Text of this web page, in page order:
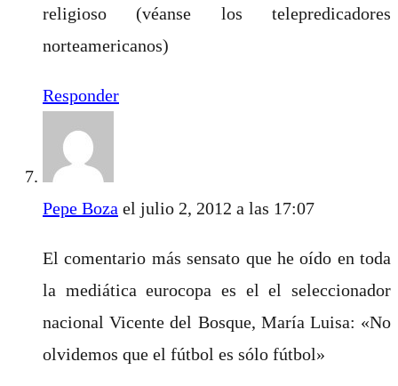
religioso (véanse los telepredicadores
norteamericanos)
Responder
Pepe Boza el julio 2, 2012 a las 17:07
El comentario más sensato que he oído en toda
la mediática eurocopa es el el seleccionador
nacional Vicente del Bosque, María Luisa: «No
olvidemos que el fútbol es sólo fútbol»